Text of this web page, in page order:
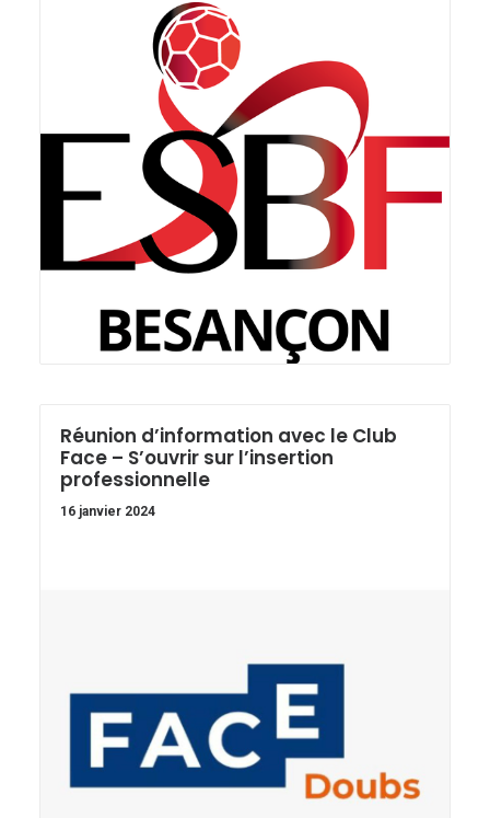
Réunion d’information avec le Club
Face – S’ouvrir sur l’insertion
professionnelle
16 janvier 2024